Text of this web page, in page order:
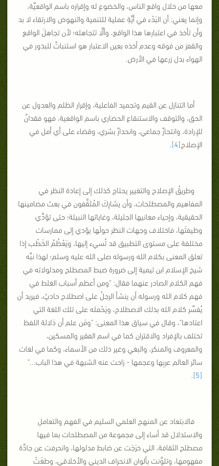
معها من خلال واقع الناس، والخضوع له وإقراره باسم الواقعيَّة،
وإنما يعني: أن البَدْء في أيَّةِ عملية للتنمية والنهوض والارتقاء لا بد
وأن تأخذ في اعتبارها هذا الواقع، وألَّا تتجاهله؛ لأن تجاهلَ الواقع
والقفز من فوقه وعدم أخذه بعين الاعتبار هو استنباتٌ للبذور في
الهواء بدل زرعها في الأرض.
أما التنازل عن القيم وتجميد الفاعلية، وإقرار الظلم والعدول عن
الحق، والتوقف والاستنقاع الحضاري باسم الواقعية، فهو فقدانٌ
للإرادة، وانتحارٌ جماعي، وانحدارٌ بشري، وقضاء على أي أمل في
الإصلاح[4]
.
وطريقُ الإصلاح والتغيير يحتاج كذلك إلى إعادة النظر في
المفاهيم والمصطلحات، وأن يشارِكَ المُثقَّفون في بعث مضامينها
الحقيقية، وإحياء معانيها الجليلة، وغاياتها النبيلة؛ حتى تؤدِّي
وظيفتَها، فاختلاف وجهات النظر حولَها يؤدي إلى ممارسات
مختلفة على مستوى التطبيق قد تُسيء إليها، ويَعْظُمُ الخَطْب إذا
تعلق المعنى بكلام الله ورسوله صلى الله عليه وسلم؛ لهذا نبَّه
شيخ الإسلام ابن تيمية إلى ضرورة ضبط المصطلح ومدلولاته في
فهم الكلام الصادر عنهما فقال: "ومن أعظم أسباب الغلط في
فهم كلام الله ورسوله أن ينشأ الرجلُ على اصطلاح حادثٍ، فيريد أن
يُفسِّر كلام الله بذلك الاصطلاح، ويَحْمله على تلك اللغة التي
اعتادها"، وقال في سياق هذا المعنى: "ومَن علم أن دَلالة اللفظ
تختلف بالإفراد والاقتران كما في اسم الفقير والمسكين،
والمعروف والمنكر، والبغي وغير ذلك من الأسماء، وكما في لغات
سائر العالم عربِها وعجمها - زاحت عنه الشبهة في هذا الباب..."
[5]
.
فالابتعاد عن المنهج العلمي السليم في الفهم والتعامل
والاستدلال قد أساء إلى مجموعة من المصطلحات بما فيها
مصطلح الثقافة، التي خرَجَت عن ضابط مدلولها، وانحرفت عن جادَّة
مفهومها، وتلوَّنت بألوان الانحراف الديني والأخلاقي، وطغَتْ